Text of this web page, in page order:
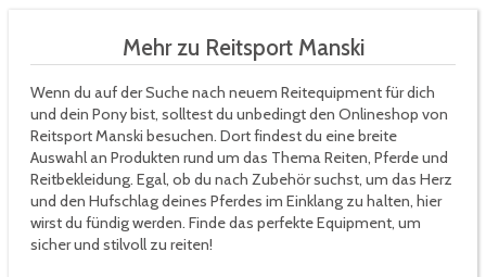
Mehr zu Reitsport Manski
Wenn du auf der Suche nach neuem Reitequipment für dich
und dein Pony bist, solltest du unbedingt den Onlineshop von
Reitsport Manski besuchen. Dort findest du eine breite
Auswahl an Produkten rund um das Thema Reiten, Pferde und
Reitbekleidung. Egal, ob du nach Zubehör suchst, um das Herz
und den Hufschlag deines Pferdes im Einklang zu halten, hier
wirst du fündig werden. Finde das perfekte Equipment, um
sicher und stilvoll zu reiten!